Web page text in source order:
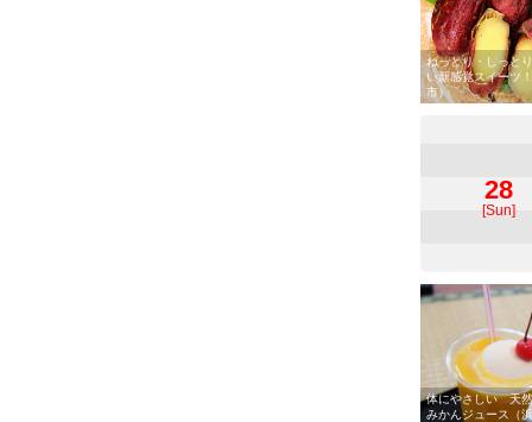
ねっとり・しっと
い新感覚スイーツ
市）
28
[Sun]
体にやさしい 天
みかんジュース（